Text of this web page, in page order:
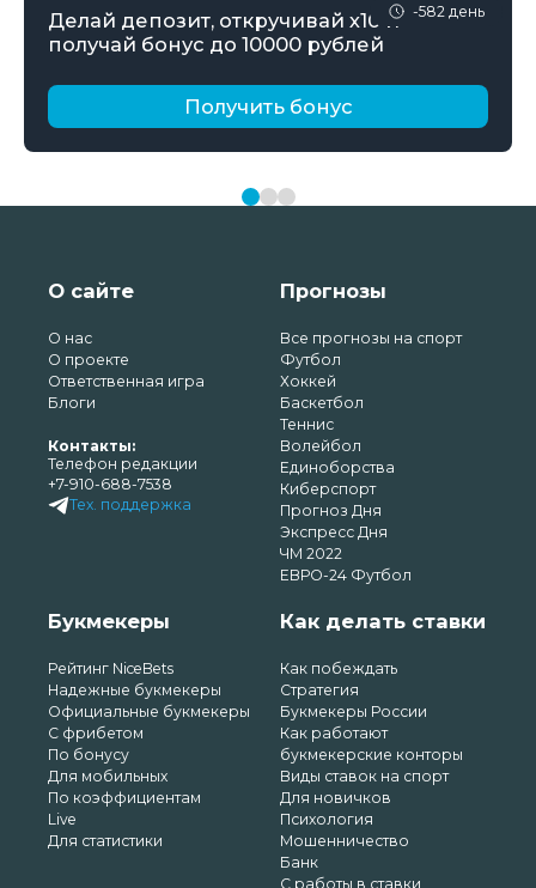
-582 день
Делай депозит, откручивай х10 и
получай бонус до 10000 рублей
Получить бонус
О сайте
О нас
О проекте
Ответственная игра
Блоги
Контакты:
Телефон редакции
+7-910-688-7538
Тех. поддержка
Прогнозы
Все прогнозы на спорт
Футбол
Хоккей
Баскетбол
Теннис
Волейбол
Единоборства
Киберспорт
Прогноз Дня
Экспресс Дня
ЧМ 2022
ЕВРО-24 Футбол
Букмекеры
Рейтинг NiceBets
Надежные букмекеры
Официальные букмекеры
С фрибетом
По бонусу
Для мобильных
По коэффициентам
Live
Для статистики
Как делать ставки
Как побеждать
Стратегия
Букмекеры России
Как работают
букмекерские конторы
Виды ставок на спорт
Для новичков
Психология
Мошенничество
Банк
С работы в ставки